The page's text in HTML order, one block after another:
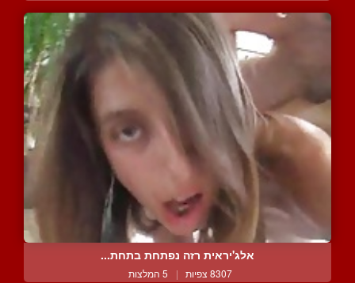
אלג'יראית רזה נפתחת בתחת...
8307 צפיות | 5 המלצות